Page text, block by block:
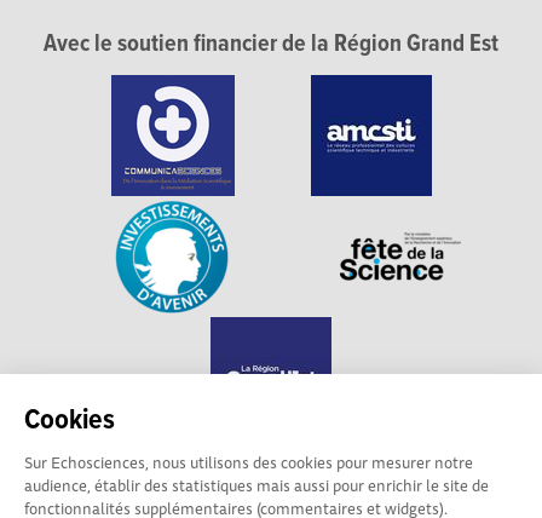
Cookies
Sur Echosciences, nous utilisons des cookies pour mesurer notre
audience, établir des statistiques mais aussi pour enrichir le site de
fonctionnalités supplémentaires (commentaires et widgets).
Avec le soutien financier de la Région Grand Est
Echosciences Grand Est est propulsé par